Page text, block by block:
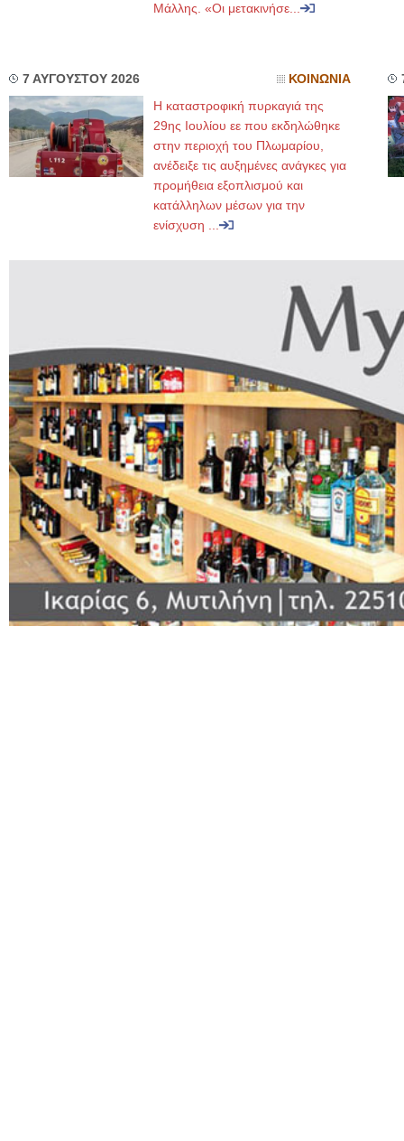
Μάλλης. «Οι μετακινήσε...
7 ΑΥΓΟΥΣΤΟΥ 2026 ΚΟΙΝΩΝΙΑ
Η καταστροφική πυρκαγιά της
29ης Ιουλίου εε που εκδηλώθηκε
στην περιοχή του Πλωμαρίου,
ανέδειξε τις αυξημένες ανάγκες για
προμήθεια εξοπλισμού και
κατάλληλων μέσων για την
ενίσχυση ...